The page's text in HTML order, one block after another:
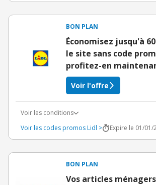
BON PLAN
Économisez jusqu'à
le site sans code
profitez-en
Voir l'offre
Voir les conditions
Voir les codes promos Lidl >
Expire le 01/01/
BON PLAN
Vos articles